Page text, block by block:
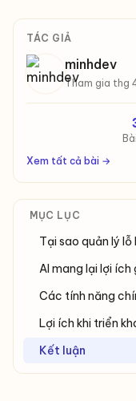
TÁC GIẢ
minhdev
Tham gia thg
Xem tất cả bài →
MỤC LỤC
Tại sao quản lý
AI mang lại lợi
Các tính năng
Lợi ích khi triển
Kết luận